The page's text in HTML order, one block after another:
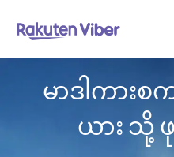
မာဒါကားစ
ယား သို့